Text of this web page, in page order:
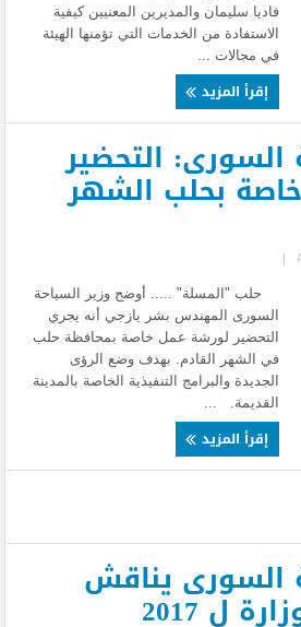
فاديا سليمان والمديرين المعنيين كيفية
الاستفادة من الخدمات التي تؤمنها الهيئة
في مجالات ...
إقرأ المزيد
السورى: التحضير
بحلب الشهر
|
حلب "المسلة" ..... أوضح وزير السياحة
السورى المهندس بشر يازجي أنه يجري
التحضير لورشة عمل خاصة بمحافظة حلب
في الشهر القادم. بهدف وضع الرؤى
الجديدة والبرامج التنفيذية الخاصة بالمدينة
القديمة. ...
إقرأ المزيد
السورى يناقش
ل 2017